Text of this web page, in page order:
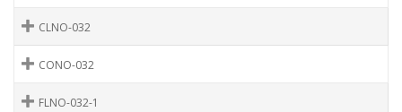
CLNO-032
CONO-032
FLNO-032-1